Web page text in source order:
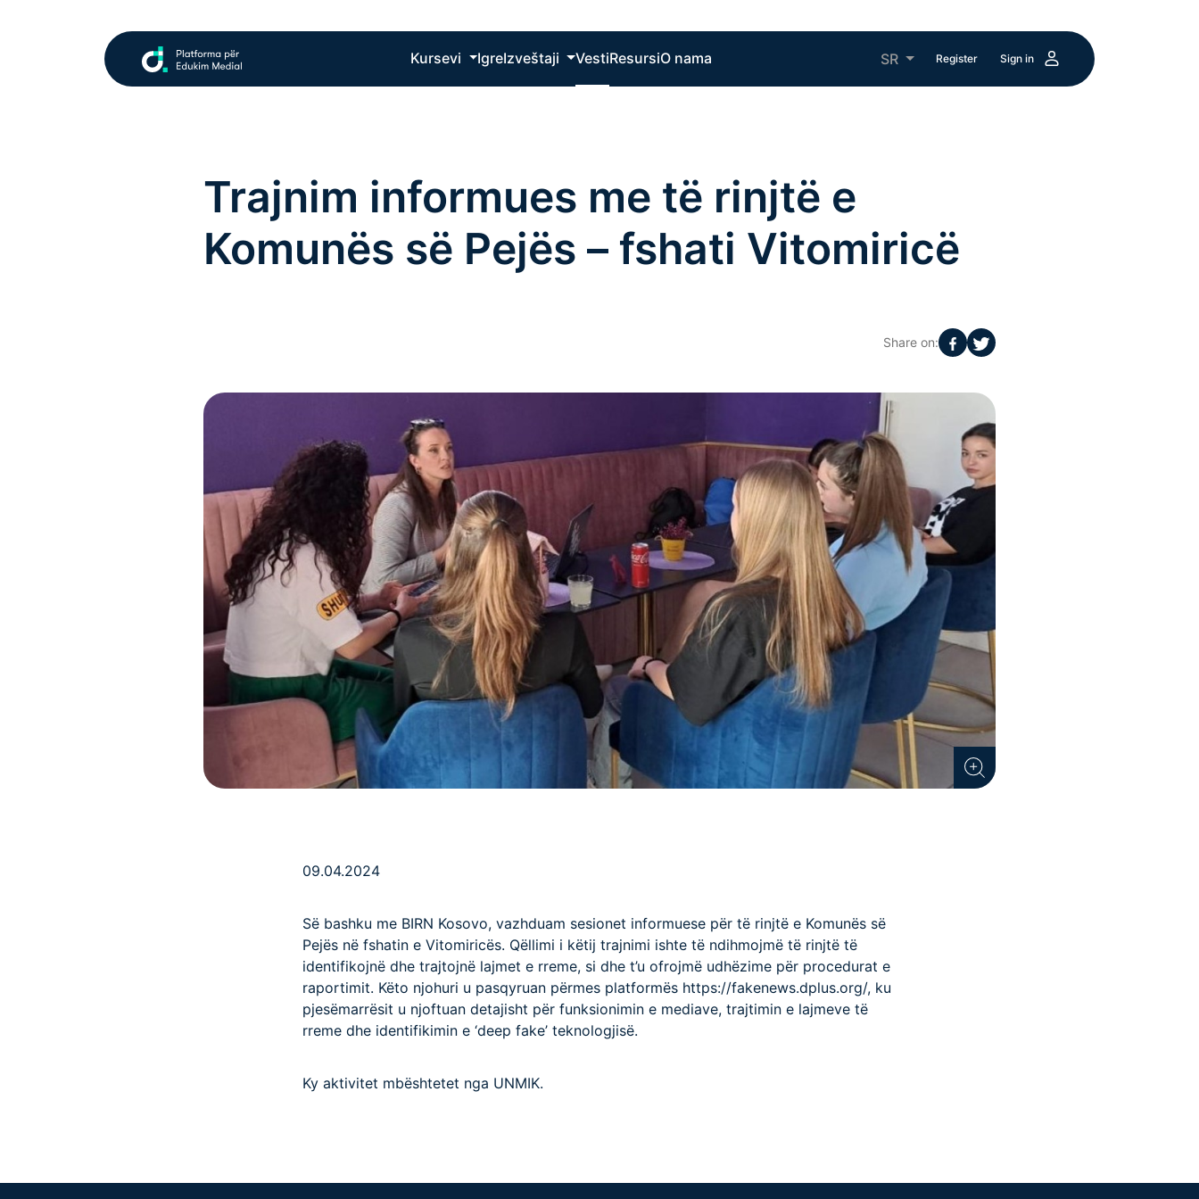
Kursevi IgreIzveštaji VestiResursiO nama SR Register Sign in
Trajnim informues me të rinjtë e
Komunës së Pejës – fshati Vitomiricë
Share on:
09.04.2024
Së bashku me BIRN Kosovo, vazhduam sesionet informuese për të rinjtë e Komunës së
Pejës në fshatin e Vitomiricës. Qëllimi i këtij trajnimi ishte të ndihmojmë të rinjtë të
identifikojnë dhe trajtojnë lajmet e rreme, si dhe t’u ofrojmë udhëzime për procedurat e
raportimit. Këto njohuri u pasqyruan përmes platformës https://fakenews.dplus.org/, ku
pjesëmarrësit u njoftuan detajisht për funksionimin e mediave, trajtimin e lajmeve të
rreme dhe identifikimin e ‘deep fake’ teknologjisë.
Ky aktivitet mbështetet nga UNMIK.